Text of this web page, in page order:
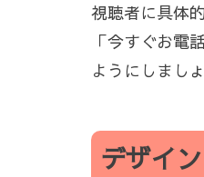
視聴者に具体
「今すぐお電
ようにしましょ
デザイ